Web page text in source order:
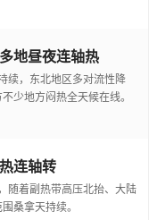
地昼夜连轴热
续，东北地区多对流性降
少地方闷热全天候在线。
连轴转
随着副热带高压北抬、大陆
桑拿天持续。